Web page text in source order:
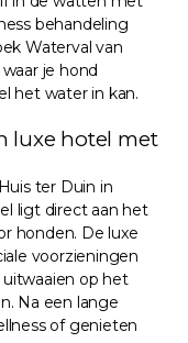
behandeling
Waterval van
je hond
het water in kan.
luxe hotel met
ter Duin in
ligt direct aan het
honden. De luxe
voorzieningen
uitwaaien op het
Na een lange
of genieten